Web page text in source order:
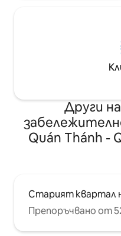
Други
Quán Thánh -
Старият квартал
Препоръчвано от